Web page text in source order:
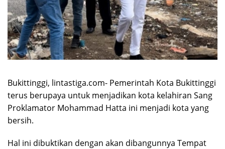
Bukittinggi, lintastiga.com- Pemerintah Kota Bukittinggi
terus berupaya untuk menjadikan kota kelahiran Sang
Proklamator Mohammad Hatta ini menjadi kota yang
bersih.
Hal ini dibuktikan dengan akan dibangunnya Tempat